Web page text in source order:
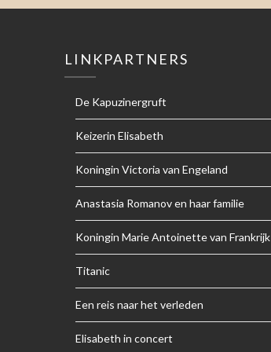
LINKPARTNERS
De Kapuzinergruft
Keizerin Elisabeth
Koningin Victoria van Engeland
Anastasia Romanov en haar familie
Koningin Marie Antoinette van Frankrijk
Titanic
Een reis naar het verleden
Elisabeth in concert